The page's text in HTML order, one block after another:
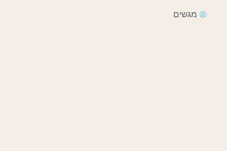
מגשים